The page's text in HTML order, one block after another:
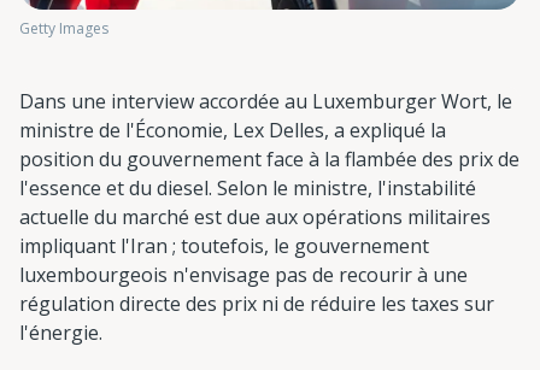
Getty Images
Dans une interview accordée au Luxemburger Wort, le
ministre de l'Économie, Lex Delles, a expliqué la
position du gouvernement face à la flambée des prix de
l'essence et du diesel. Selon le ministre, l'instabilité
actuelle du marché est due aux opérations militaires
impliquant l'Iran ; toutefois, le gouvernement
luxembourgeois n'envisage pas de recourir à une
régulation directe des prix ni de réduire les taxes sur
l'énergie.